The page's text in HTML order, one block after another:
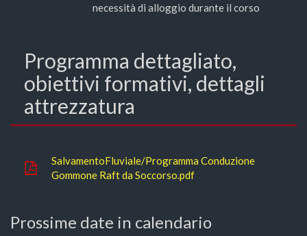
necessità di alloggio durante il corso
Programma dettagliato,
obiettivi formativi, dettagli
attrezzatura
SalvamentoFluviale/Programma Conduzione
Gommone Raft da Soccorso.pdf
Prossime date in calendario